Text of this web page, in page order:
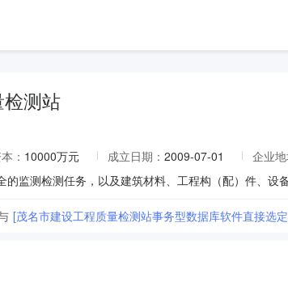
检测站
： 10000万元 成立日期： 2009-07-01 企业地
[茂名市建设工程质量检测站事务型数据库软件直接选